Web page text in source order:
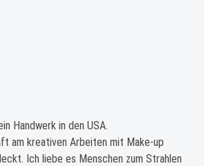
Handwerk in den USA.
am kreativen Arbeiten mit Make-up
Ich liebe es Menschen zum Strahlen